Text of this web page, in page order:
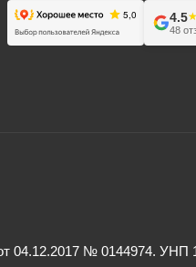
4.5
48
04.12.2017 № 0144974. УНП